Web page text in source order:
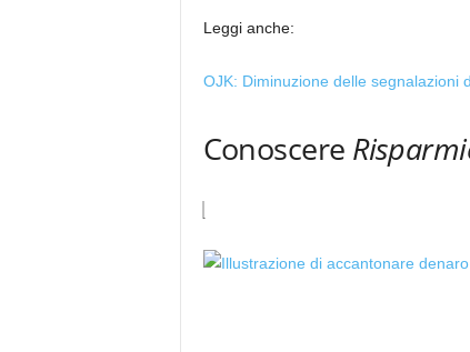
Leggi anche:
OJK: Diminuzione delle segnalazioni
Conoscere